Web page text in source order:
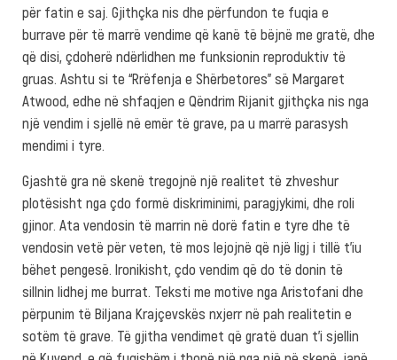
për fatin e saj. Gjithçka nis dhe përfundon te fuqia e
burrave për të marrë vendime që kanë të bëjnë me gratë, dhe
që disi, çdoherë ndërlidhen me funksionin reproduktiv të
gruas. Ashtu si te “Rrëfenja e Shërbetores” së Margaret
Atwood, edhe në shfaqjen e Qëndrim Rijanit gjithçka nis nga
një vendim i sjellë në emër të grave, pa u marrë parasysh
mendimi i tyre.
Gjashtë gra në skenë tregojnë një realitet të zhveshur
plotësisht nga çdo formë diskriminimi, paragjykimi, dhe roli
gjinor. Ata vendosin të marrin në dorë fatin e tyre dhe të
vendosin vetë për veten, të mos lejojnë që një ligj i tillë t’iu
bëhet pengesë. Ironikisht, çdo vendim që do të donin të
sillnin lidhej me burrat. Teksti me motive nga Aristofani dhe
përpunim të Biljana Krajçevskës nxjerr në pah realitetin e
sotëm të grave. Të gjitha vendimet që gratë duan t’i sjellin